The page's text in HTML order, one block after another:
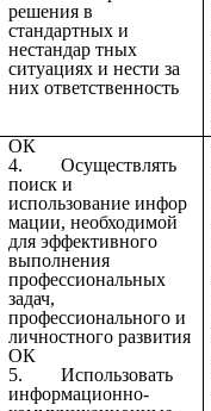
решения в
стандартных и
нестандар тных
ситуациях и нести за
них ответственность
ОК
4. Осуществлять
поиск и
использование инфор
мации, необходимой
для эффективного
выполнения
профессиональных
задач,
профессионального и
личностного развития
ОК
5. Использовать
информационно-